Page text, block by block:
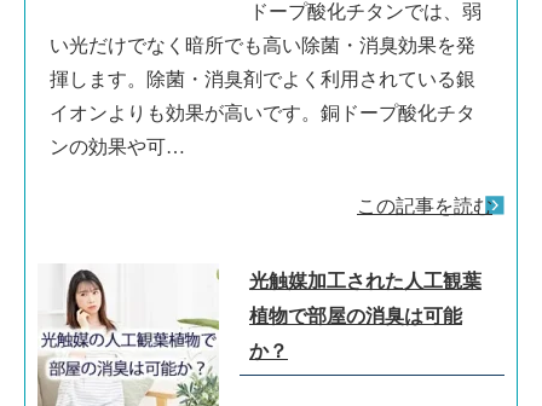
ドープ酸化チタンでは、弱
い光だけでなく暗所でも高い除菌・消臭効果を発
揮します。除菌・消臭剤でよく利用されている銀
イオンよりも効果が高いです。銅ドープ酸化チタ
ンの効果や可…
この記事を読む
光触媒加工された人工観葉
植物で部屋の消臭は可能
か？